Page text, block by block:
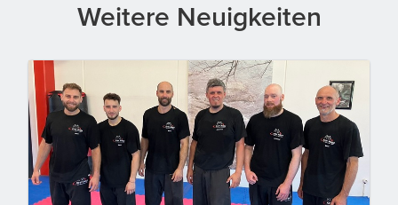
Weitere Neuigkeiten